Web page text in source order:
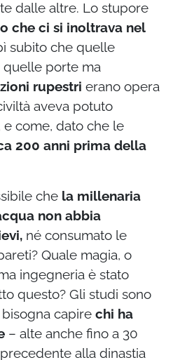
dalle altre. Lo stupore
che ci si inoltrava nel
subito che quelle
quelle porte ma
rupestri erano opera
aveva potuto
come, dato che le
200 anni prima della
che la millenaria
non abbia
né consumato le
Quale magia, o
ingegneria è stato
questo? Gli studi sono
capire chi ha
– alte anche fino a 30
alla dinastia